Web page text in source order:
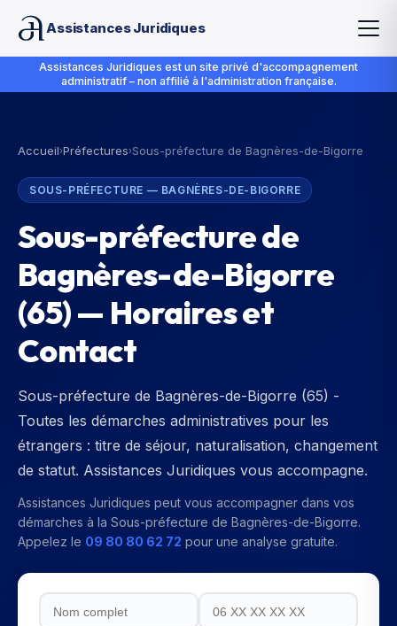
Assistances Juridiques
Assistances Juridiques est un site privé d'accompagnement
administratif – non affilié à l'administration française.
Accueil›Préfectures›Sous-préfecture de Bagnères-de-Bigorre
SOUS-PRÉFECTURE — BAGNÈRES-DE-BIGORRE
Sous-préfecture de
Bagnères-de-Bigorre
(65) — Horaires et
Contact
Sous-préfecture de Bagnères-de-Bigorre (65) -
Toutes les démarches administratives pour les
étrangers : titre de séjour, naturalisation, changement
de statut. Assistances Juridiques vous accompagne.
Assistances Juridiques peut vous accompagner dans vos
démarches à la Sous-préfecture de Bagnères-de-Bigorre.
Appelez le 09 80 80 62 72 pour une analyse gratuite.